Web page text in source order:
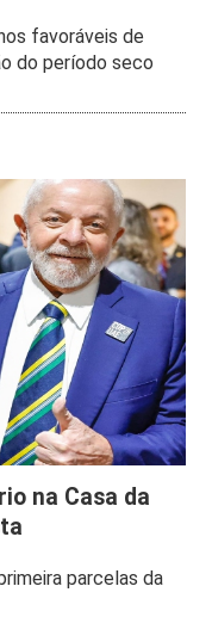
favoráveis de
do período seco
na Casa da
parcelas da